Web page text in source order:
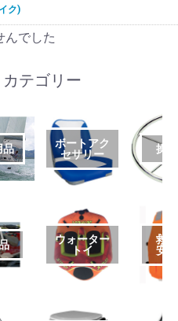
ク)
んでした
テゴリー
品
ボートアク
セサリー
操
ウォーター
トイ
救
安